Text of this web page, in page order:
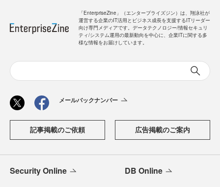
「EnterpriseZine」（エンタープライズジン）は、翔泳社が
運営する企業のIT活用とビジネス成長を支援するITリーダー
向け専門メディアです。データテクノロジー/情報セキュリ
ティ/システム運用の最新動向を中心に、企業ITに関する多
様な情報をお届けしています。
メールバックナンバー
記事掲載のご依頼 広告掲載のご案内
Security Online DB Online